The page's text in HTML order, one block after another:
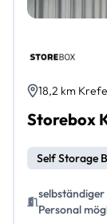
18,2 km
Storebox
Self Storage
Personal